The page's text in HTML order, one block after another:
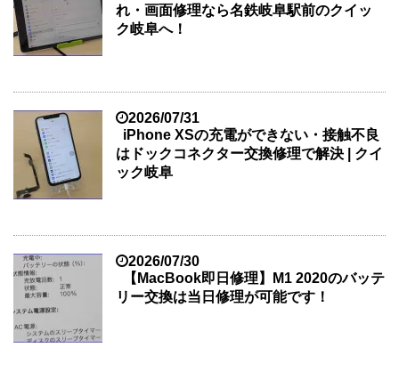
れ・画面修理なら名鉄岐阜駅前のクイッ
ク岐阜へ！
2026/07/31
iPhone XSの充電ができない・接触不良
はドックコネクター交換修理で解決 | クイ
ック岐阜
2026/07/30
【MacBook即日修理】M1 2020のバッテ
リー交換は当日修理が可能です！